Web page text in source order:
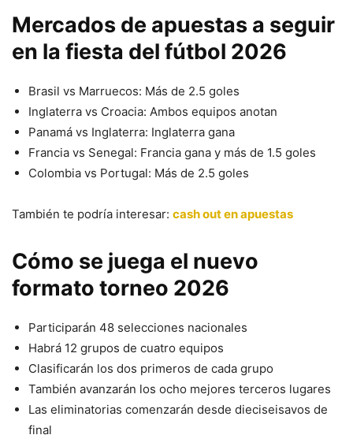
Mercados de apuestas a seguir
en la fiesta del fútbol 2026
Brasil vs Marruecos: Más de 2.5 goles
Inglaterra vs Croacia: Ambos equipos anotan
Panamá vs Inglaterra: Inglaterra gana
Francia vs Senegal: Francia gana y más de 1.5 goles
Colombia vs Portugal: Más de 2.5 goles
También te podría interesar: cash out en apuestas
Cómo se juega el nuevo
formato torneo 2026
Participarán 48 selecciones nacionales
Habrá 12 grupos de cuatro equipos
Clasificarán los dos primeros de cada grupo
También avanzarán los ocho mejores terceros lugares
Las eliminatorias comenzarán desde dieciseisavos de
final